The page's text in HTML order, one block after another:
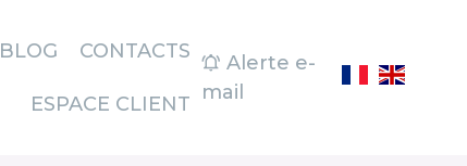
BLOG CONTACTS
ESPACE CLIENT
Alerte e-
mail